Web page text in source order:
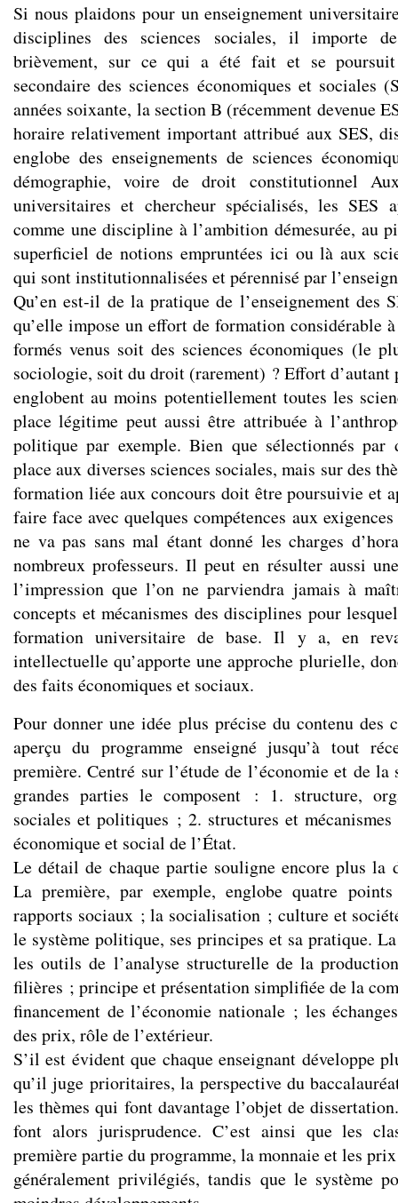
Si nous plaidons pour un enseignement
disciplines des sciences sociales, il importe
brièvement, sur ce qui a été fait et se poursuit
secondaire des sciences économiques et sociales
années soixante, la section B (récemment devenue
horaire relativement important attribué aux SES,
englobe des enseignements de sciences
démographie, voire de droit constitutionnel
universitaires et chercheur spécialisés, les SES
comme une discipline à l’ambition démesurée, au
superficiel de notions empruntées ici ou là aux
qui sont institutionnalisées et pérennisé par
Qu’en est-il de la pratique de l’enseignement des
qu’elle impose un effort de formation considérable
formés venus soit des sciences économiques (le
sociologie, soit du droit (rarement) ? Effort d’autant
englobent au moins potentiellement toutes les
place légitime peut aussi être attribuée à
politique par exemple. Bien que sélectionnés par
place aux diverses sciences sociales, mais sur des
formation liée aux concours doit être poursuivie et
faire face avec quelques compétences aux
ne va pas sans mal étant donné les charges
nombreux professeurs. Il peut en résulter aussi
l’impression que l’on ne parviendra jamais à
concepts et mécanismes des disciplines pour
formation universitaire de base. Il y a, en
intellectuelle qu’apporte une approche plurielle,
des faits économiques et sociaux.
Pour donner une idée plus précise du contenu des
aperçu du programme enseigné jusqu’à tout
première. Centré sur l’étude de l’économie et de
grandes parties le composent : 1. structure,
sociales et politiques ; 2. structures et
économique et social de l’État.
Le détail de chaque partie souligne encore plus la
La première, par exemple, englobe quatre
rapports sociaux ; la socialisation ; culture et
le système politique, ses principes et sa pratique.
les outils de l’analyse structurelle de la
filières ; principe et présentation simplifiée de la
financement de l’économie nationale ; les
des prix, rôle de l’extérieur.
S’il est évident que chaque enseignant développe
qu’il juge prioritaires, la perspective du
les thèmes qui font davantage l’objet de
font alors jurisprudence. C’est ainsi que les
première partie du programme, la monnaie et les
généralement privilégiés, tandis que le système